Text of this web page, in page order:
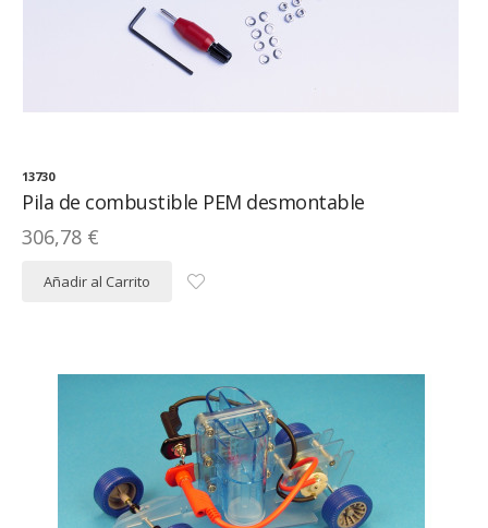
13730
Pila de combustible PEM desmontable
306,78 €
Añadir al Carrito